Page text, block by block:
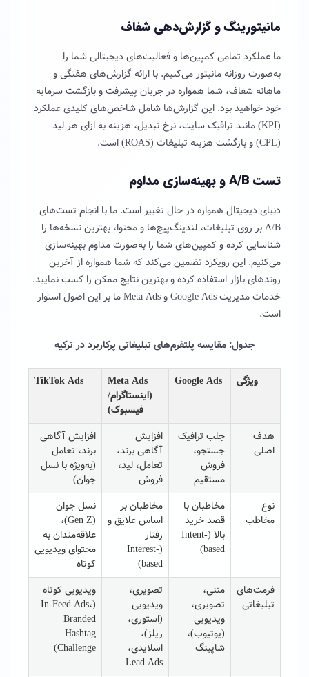
مانیتورینگ و گزارش‌دهی شفاف
ما عملکرد تمامی کمپین‌ها و فعالیت‌های دیجیتالی شما را
به‌صورت روزانه مانیتور می‌کنیم. با ارائه گزارش‌های هفتگی و
ماهانه شفاف، شما همواره در جریان پیشرفت و بازگشت سرمایه
خود خواهید بود. این گزارش‌ها شامل شاخص‌های کلیدی عملکرد
(KPI) مانند ترافیک سایت، نرخ تبدیل، هزینه به ازای هر لید
(CPL) و بازگشت هزینه تبلیغات (ROAS) است.
تست A/B و بهینه‌سازی مداوم
دنیای دیجیتال همواره در حال تغییر است. ما با انجام تست‌های
A/B بر روی تبلیغات، لندینگ‌پیج‌ها و محتوا، بهترین نسخه‌ها را
شناسایی کرده و کمپین‌های شما را به‌صورت مداوم بهینه‌سازی
می‌کنیم. این رویکرد تضمین می‌کند که شما همواره از آخرین
روندهای بازار استفاده کرده و بهترین نتایج ممکن را کسب نمایید.
خدمات مدیریت Google Ads و Meta Ads ما بر این اصول استوار
است.
جدول: مقایسه پلتفرم‌های تبلیغاتی پرکاربرد در ترکیه
ویژگی Google Ads
Meta Ads
(اینستاگرام/
فیسبوک)
TikTok Ads
هدف
اصلی
جلب ترافیک
جستجو،
فروش
مستقیم
افزایش
آگاهی برند،
تعامل، لید،
فروش
افزایش آگاهی
برند، تعامل
(به‌ویژه با نسل
جوان)
نوع
مخاطب
مخاطبان با
قصد خرید
بالا (Intent-
based)
مخاطبان بر
اساس علایق و
رفتار
(Interest-
based)
نسل جوان
(Gen Z)،
علاقه‌مندان به
محتوای ویدیویی
کوتاه
فرمت‌های
تبلیغاتی
متنی،
تصویری،
ویدیویی
(یوتیوب)،
شاپینگ
تصویری،
ویدیویی
(استوری،
ریلز)،
اسلایدی،
Lead Ads
ویدیویی کوتاه
(In-Feed Ads،
Branded
Hashtag
Challenge)